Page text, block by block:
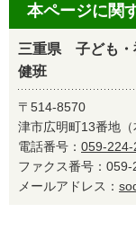
本ページに関
三重県 子ども
健班
〒514-8570
津市広明町13番地（
電話番号： 059-224-
ファクス番号：
メールアドレス：